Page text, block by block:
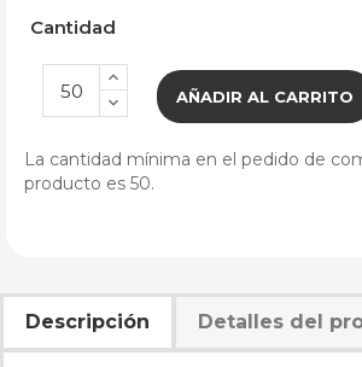
Cantidad
AÑADIR AL CARRITO
La cantidad mínima en el pedido de
producto es 50.
Descripción Detalles del